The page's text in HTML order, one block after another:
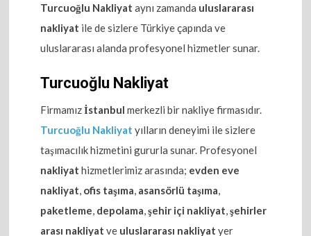
Turcuoğlu Nakliyat aynı zamanda uluslararası
nakliyat ile de sizlere Türkiye çapında ve
uluslararası alanda profesyonel hizmetler sunar.
Turcuoğlu Nakliyat
Firmamızİstanbul merkezli bir nakliye firmasıdır.
Turcuoğlu Nakliyat yılların deneyimi ile sizlere
taşımacılık hizmetini gururla sunar. Profesyonel
nakliyat hizmetlerimiz arasında; evden eve
nakliyat, ofis taşıma, asansörlü taşıma,
paketleme, depolama,şehir içi nakliyat,şehirler
arası nakliyat ve uluslararası nakliyat yer